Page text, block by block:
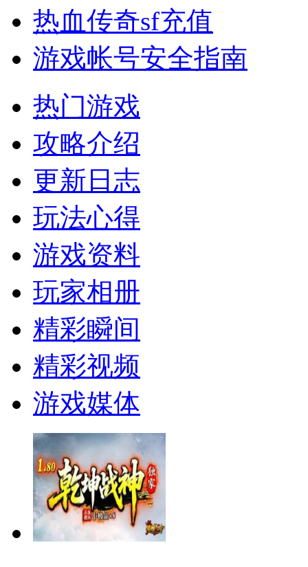
热血传奇sf充值
游戏帐号安全指南
热门游戏
攻略介绍
更新日志
玩法心得
游戏资料
玩家相册
精彩瞬间
精彩视频
游戏媒体